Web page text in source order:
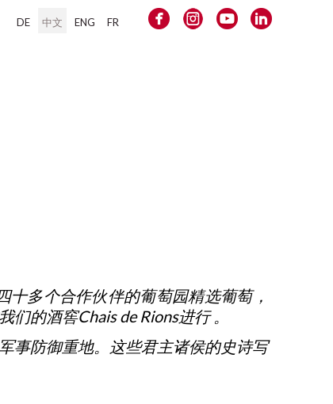
DE 中文 ENG FR
多个合作伙伴的葡萄园精选葡萄，
的酒窖Chais de Rions进行 。
事防御重地。这些君主诸侯的史诗写